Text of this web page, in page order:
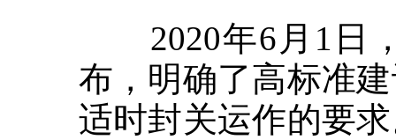
2020年6月1日，
布，明确了高标准
适时封关运作的要